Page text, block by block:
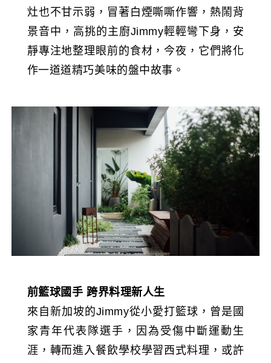
灶也不甘示弱，冒著白煙嘶嘶作響，熱鬧背
景音中，高挑的主廚Jimmy輕輕彎下身，安
靜專注地整理眼前的食材，今夜，它們將化
作一道道精巧美味的盤中故事。
前籃球國手 跨界料理新人生
來自新加坡的Jimmy從小愛打籃球，曾是國
家青年代表隊選手，因為受傷中斷運動生
涯，轉而進入餐飲學校學習西式料理，或許